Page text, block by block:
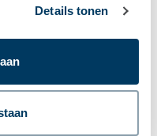
Details tonen
hebben zoals bij
dat uw kat zichzelf
materiaal in
en Amazon